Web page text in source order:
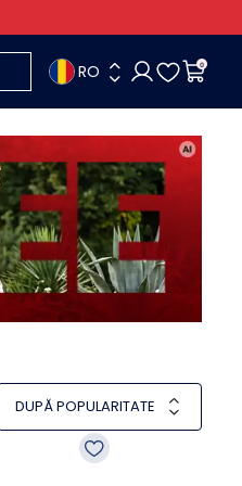
RO 0
DUPĂ POPULARITATE